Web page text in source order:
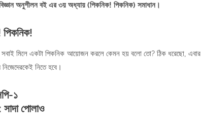
অনুশীলন বই এর ৩য় অধ্যায় (পিকনিক! পিকনিক) সমাধান।
পিকনিক!
সবাই মিলে একটা পিকনিক আয়োজন করলে কেমন হয় বলো তো? ঠিক ধরেছো, এবার
নিতে হবে।
১
সাদা পোলাও